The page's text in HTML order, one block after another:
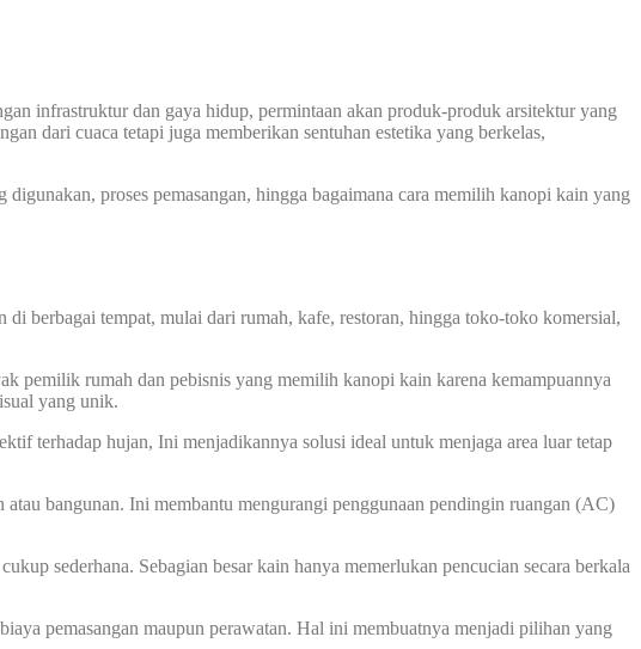
infrastruktur dan gaya hidup, permintaan akan produk-produk arsitektur yang
dari cuaca tetapi juga memberikan sentuhan estetika yang berkelas,
proses pemasangan, hingga bagaimana cara memilih kanopi kain yang
berbagai tempat, mulai dari rumah, kafe, restoran, hingga toko-toko komersial,
pemilik rumah dan pebisnis yang memilih kanopi kain karena kemampuannya
yang unik.
terhadap hujan, Ini menjadikannya solusi ideal untuk menjaga area luar tetap
bangunan. Ini membantu mengurangi penggunaan pendingin ruangan (AC)
sederhana. Sebagian besar kain hanya memerlukan pencucian secara berkala
pemasangan maupun perawatan. Hal ini membuatnya menjadi pilihan yang